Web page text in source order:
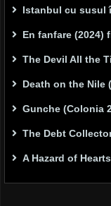
Istanbul cu susul
En fanfare (2024)
The Devil All the
Death on the Nile
Gunche (Colonia
The Debt
A Hazard of